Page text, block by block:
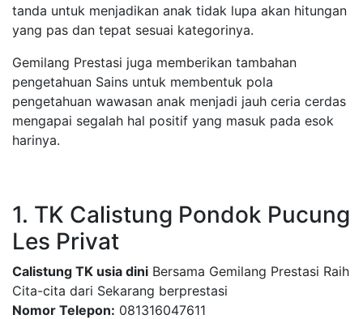
tanda untuk menjadikan anak tidak lupa akan hitungan
yang pas dan tepat sesuai kategorinya.
Gemilang Prestasi juga memberikan tambahan
pengetahuan Sains untuk membentuk pola
pengetahuan wawasan anak menjadi jauh ceria cerdas
mengapai segalah hal positif yang masuk pada esok
harinya.
1. TK Calistung Pondok Pucung
Les Privat
Calistung TK usia dini Bersama Gemilang Prestasi Raih
Cita-cita dari Sekarang berprestasi
Nomor Telepon: 081316047611